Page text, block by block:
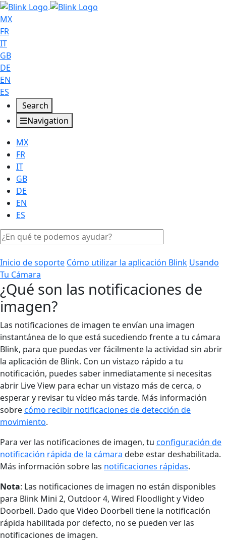
MX
FR
IT
GB
DE
EN
ES
Search
Navigation
MX
FR
IT
GB
DE
EN
ES
Inicio de soporte Cómo utilizar la aplicación Blink Usando
Tu Cámara
¿Qué son las notificaciones de
imagen?
Las notificaciones de imagen te envían una imagen
instantánea de lo que está sucediendo frente a tu cámara
Blink, para que puedas ver fácilmente la actividad sin abrir
la aplicación de Blink. Con un vistazo rápido a tu
notificación, puedes saber inmediatamente si necesitas
abrir Live View para echar un vistazo más de cerca, o
esperar y revisar tu vídeo más tarde. Más información
sobrecómo recibir notificaciones de detección de
movimiento.
Para ver las notificaciones de imagen, tu configuración de
notificación rápida de la cámara debe estar deshabilitada.
Más información sobre las notificaciones rápidas.
Nota: Las notificaciones de imagen no están disponibles
para Blink Mini 2, Outdoor 4, Wired Floodlight y Video
Doorbell. Dado que Video Doorbell tiene la notificación
rápida habilitada por defecto, no se pueden ver las
notificaciones de imagen.